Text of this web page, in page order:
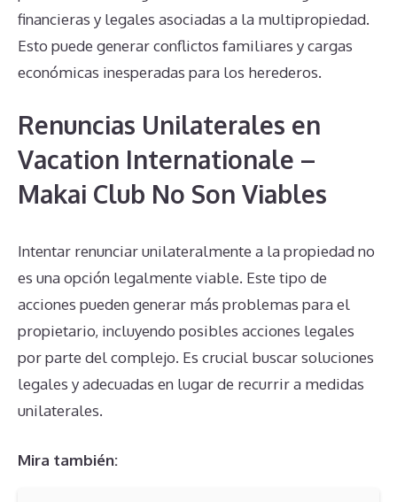
financieras y legales asociadas a la multipropiedad.
Esto puede generar conflictos familiares y cargas
económicas inesperadas para los herederos.
Renuncias Unilaterales en
Vacation Internationale –
Makai Club No Son Viables
Intentar renunciar unilateralmente a la propiedad no
es una opción legalmente viable. Este tipo de
acciones pueden generar más problemas para el
propietario, incluyendo posibles acciones legales
por parte del complejo. Es crucial buscar soluciones
legales y adecuadas en lugar de recurrir a medidas
unilaterales.
Mira también: